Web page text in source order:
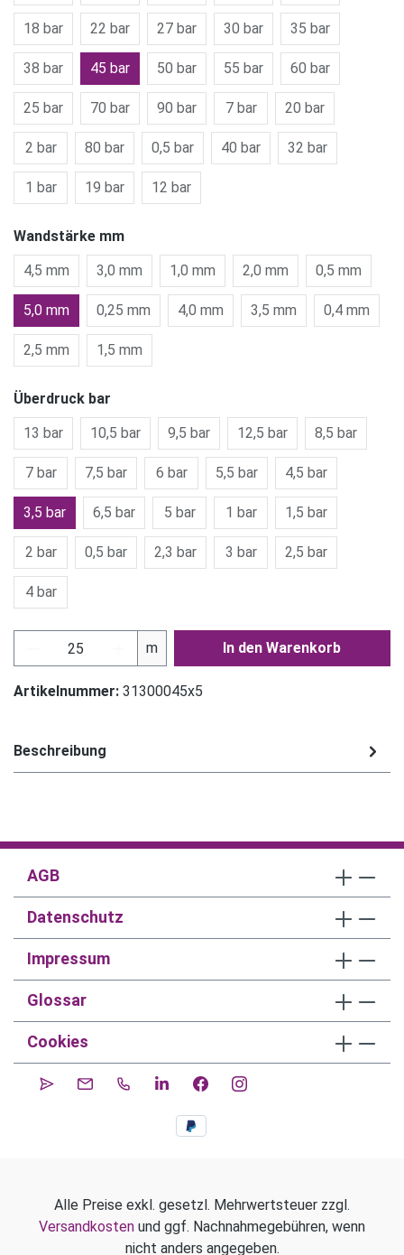
18 bar 22 bar 27 bar 30 bar 35 bar
38 bar 45 bar 50 bar 55 bar 60 bar
25 bar 70 bar 90 bar 7 bar 20 bar
2 bar 80 bar 0,5 bar 40 bar 32 bar
1 bar 19 bar 12 bar
Wandstärke mm
4,5 mm
3,0 mm 1,0 mm 2,0 mm 0,5 mm
5,0 mm 0,25 mm 4,0 mm 3,5 mm 0,4 mm
2,5 mm 1,5 mm
Überdruck bar
13 bar
10,5 bar 9,5 bar 12,5 bar 8,5 bar
7 bar 7,5 bar 6 bar 5,5 bar 4,5 bar
3,5 bar 6,5 bar 5 bar 1 bar 1,5 bar
2 bar 0,5 bar 2,3 bar 3 bar 2,5 bar
4 bar
Produkt Anzahl: Gib den gewünschten Wert
m In den Warenkorb
Artikelnummer: 31300045x5
Beschreibung
AGB
Datenschutz
Impressum
Glossar
Cookies
Alle Preise exkl. gesetzl. Mehrwertsteuer zzgl.
Versandkosten und ggf. Nachnahmegebühren, wenn
nicht anders angegeben.